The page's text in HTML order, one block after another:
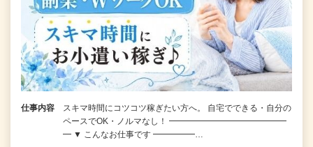
仕事内容
スキマ時間にコツコツ稼ぎたい方へ。 自宅でできる・自分の
ペースでOK・ノルマなし！ ━━━━━━━━━━━━━━
━ ▼ こんなお仕事です ━━━━━…